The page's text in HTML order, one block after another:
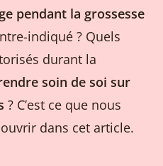
pendant la grossesse
indiqué ? Quels
durant la
soin de soi sur
? C’est ce que nous
dans cet article.